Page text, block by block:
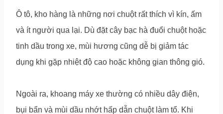
Ô tô, kho hàng là những nơi chuột rất thích vì kín, ấm
và ít người qua lại. Dù đặt cây bạc hà đuổi chuột hoặc
tinh dầu trong xe, mùi hương cũng dễ bị giảm tác
dụng khi gặp nhiệt độ cao hoặc không gian thông gió.
Ngoài ra, khoang máy xe thường có nhiều dây điện,
bụi bẩn và mùi dầu nhớt hấp dẫn chuột làm tổ. Khi